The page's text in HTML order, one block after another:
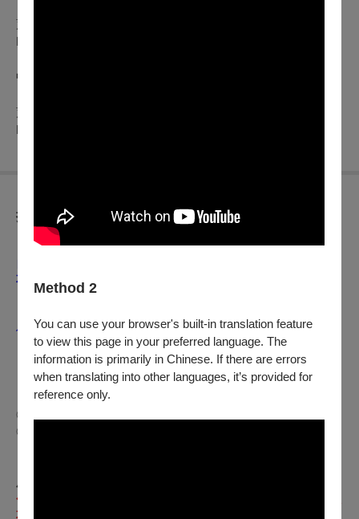
Method 2
You can use your browser's built-in translation feature
to view this page in your preferred language. The
information is primarily in Chinese. If there are errors
when translating into other languages, it’s provided for
reference only.
蕭邦：E小調第一號鋼琴協奏曲，作品11
Frédéric Chopin: Piano Concerto No.1 in E Minor, Op.11
中場休息 Intermission
蕭斯塔科維契：為劇場樂團而作之組曲
Dmitri Shostakovich: Suite for Variety Orchestra
折扣方案
【早鳥優惠方案】
不限張數皆享75折優惠。最低票價不予折扣。
任選2場可享 8折優惠，最低票價不予折扣。自2025年6月13日
（五）12:00起。
＊《敬老、身障優惠－入場需出示有效證件》自 2025年5月12日
（一）14:00起。
◎65歲以上長者及陪同者（限1人）5折，需同時入場。
◎身心障礙人士及陪同者（限1人）5折，需同時入場。
◇
不予折扣。